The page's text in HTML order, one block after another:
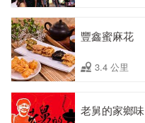
豐鑫蜜麻花
3.4 公里
老舅的家鄉味